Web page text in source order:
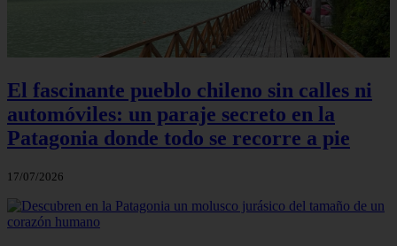
El fascinante pueblo chileno sin calles ni
automóviles: un paraje secreto en la
Patagonia donde todo se recorre a pie
17/07/2026